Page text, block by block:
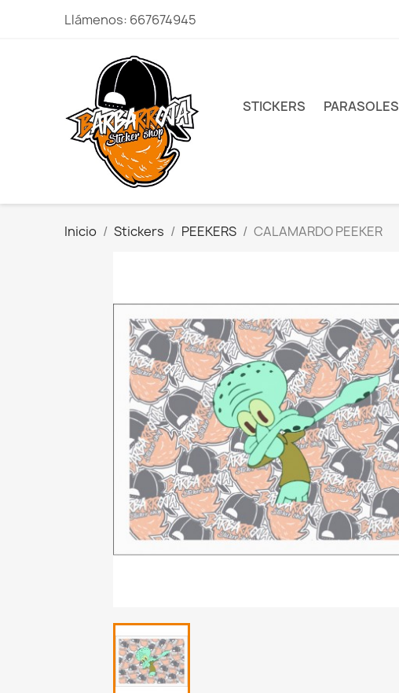
Llámenos: 667674945
STICKERS PARASOLES
Inicio Stickers PEEKERS CALAMARDO PEEKER